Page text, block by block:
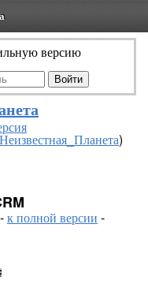
версию
Неизвестная_Планета)
-к полной версии -